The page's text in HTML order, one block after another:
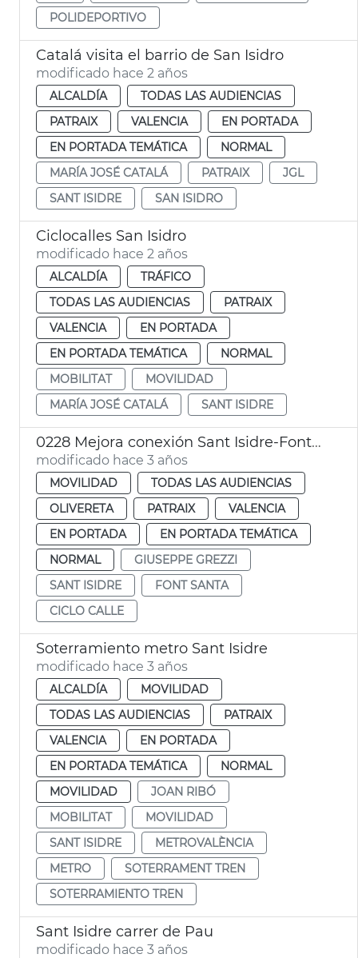
POLIDEPORTIVO
Catalá visita el barrio de San Isidro
modificado hace 2 años
ALCALDÍA
TODAS LAS AUDIENCIAS
PATRAIX
VALENCIA
EN PORTADA
EN PORTADA TEMÁTICA
NORMAL
MARÍA JOSÉ CATALÁ
PATRAIX
JGL
SANT ISIDRE
SAN ISIDRO
Ciclocalles San Isidro
modificado hace 2 años
ALCALDÍA
TRÁFICO
TODAS LAS AUDIENCIAS
PATRAIX
VALENCIA
EN PORTADA
EN PORTADA TEMÁTICA
NORMAL
MOBILITAT
MOVILIDAD
MARÍA JOSÉ CATALÁ
SANT ISIDRE
0228 Mejora conexión Sant Isidre-Fontsanta
modificado hace 3 años
MOVILIDAD
TODAS LAS AUDIENCIAS
OLIVERETA
PATRAIX
VALENCIA
EN PORTADA
EN PORTADA TEMÁTICA
NORMAL
GIUSEPPE GREZZI
SANT ISIDRE
FONT SANTA
CICLO CALLE
Soterramiento metro Sant Isidre
modificado hace 3 años
ALCALDÍA
MOVILIDAD
TODAS LAS AUDIENCIAS
PATRAIX
VALENCIA
EN PORTADA
EN PORTADA TEMÁTICA
NORMAL
MOVILIDAD
JOAN RIBÓ
MOBILITAT
MOVILIDAD
SANT ISIDRE
METROVALÈNCIA
METRO
SOTERRAMENT TREN
SOTERRAMIENTO TREN
Sant Isidre carrer de Pau
modificado hace 3 años